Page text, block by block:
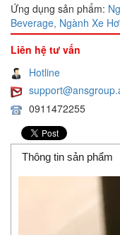
Ứng dụng sản phẩm:
Beverage, Ngành Xe
Liên hệ tư vấn
Hotline
0911472255
Thông tin sản phẩm